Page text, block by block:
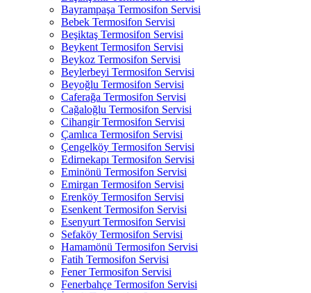
Bayrampaşa Termosifon Servisi
Bebek Termosifon Servisi
Beşiktaş Termosifon Servisi
Beykent Termosifon Servisi
Beykoz Termosifon Servisi
Beylerbeyi Termosifon Servisi
Beyoğlu Termosifon Servisi
Caferağa Termosifon Servisi
Cağaloğlu Termosifon Servisi
Cihangir Termosifon Servisi
Çamlıca Termosifon Servisi
Çengelköy Termosifon Servisi
Edirnekapı Termosifon Servisi
Eminönü Termosifon Servisi
Emirgan Termosifon Servisi
Erenköy Termosifon Servisi
Esenkent Termosifon Servisi
Esenyurt Termosifon Servisi
Sefaköy Termosifon Servisi
Hamamönü Termosifon Servisi
Fatih Termosifon Servisi
Fener Termosifon Servisi
Fenerbahçe Termosifon Servisi